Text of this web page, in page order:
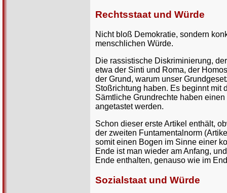
Rechtsstaat und Würde
Nicht bloß Demokratie, sondern
menschlichen Würde.
Die rassistische Diskriminierung,
etwa der Sinti und Roma, der
der Grund, warum unser
Stoßrichtung haben. Es beginnt mit
Sämtliche Grundrechte haben
angetastet werden.
Schon dieser erste Artikel enthält,
der zweiten Funtamentalnorm
somit einen Bogen im Sinne einer
Ende ist man wieder am Anfang,
Ende enthalten, genauso wie im
Sozialstaat und Würde